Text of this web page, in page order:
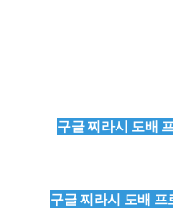
구글 찌라시 도배
구글 찌라시 도배